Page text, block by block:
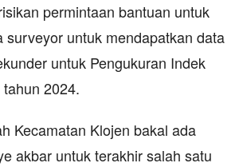
permintaan bantuan untuk
surveyor untuk mendapatkan data
untuk Pengukuran Indek
tahun 2024.
Kecamatan Klojen bakal ada
akbar untuk terakhir salah satu